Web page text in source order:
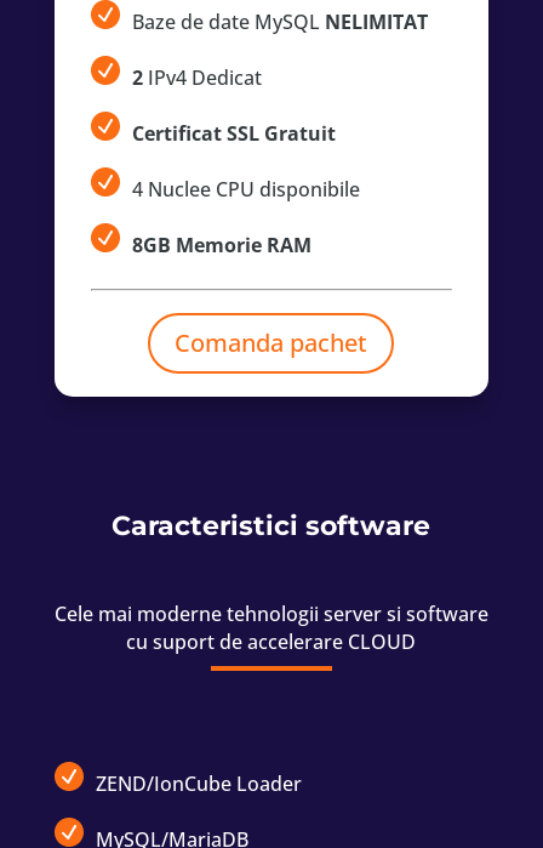
Baze de date MySQL NELIMITAT
2IPv4 Dedicat
Certificat SSL Gratuit
4 Nuclee CPU disponibile
8GB Memorie RAM
Comanda pachet
Caracteristici software
Cele mai moderne tehnologii server si software
cu suport de accelerare CLOUD
ZEND/IonCube Loader
MySQL/MariaDB